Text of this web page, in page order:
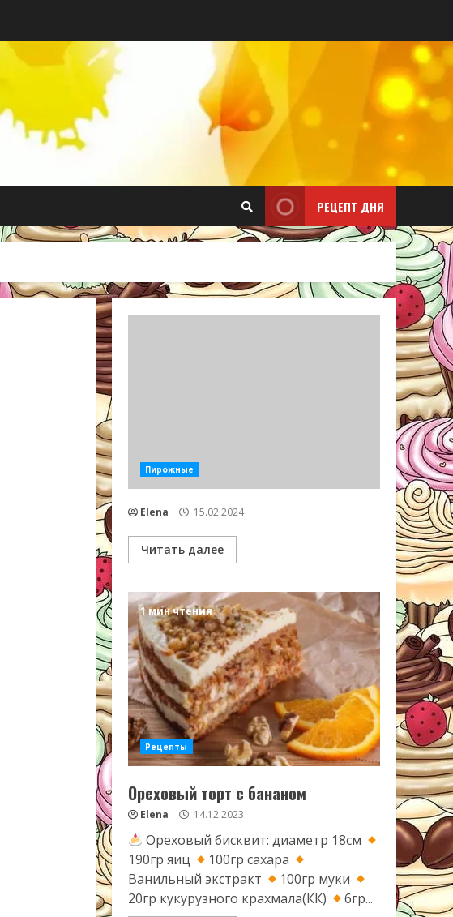
РЕЦЕПТ ДНЯ
Пирожные
Elena 15.02.2024
Читать далее
1 мин чтения
Рецепты
Ореховый торт с бананом
Elena 14.12.2023
Ореховый бисквит: диаметр 18см
190гр яиц
100гр сахара
Ванильный экстракт
100гр муки
20гр кукурузного крахмала(КК)
6гр...